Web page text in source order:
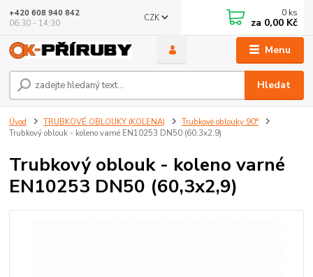
Menu
CZK
Hledat
+420 608 940 842
06:30 - 14:30
0 ks
za 0,00 Kč
Úvod TRUBKOVÉ OBLOUKY (KOLENA)
Trubkové oblouky 90°
Trubkový oblouk - koleno varné EN10253 DN50 (60,3x2,9)
Trubkový oblouk - koleno varné
EN10253 DN50 (60,3x2,9)